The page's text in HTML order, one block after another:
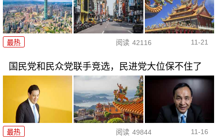
最热 阅读 42116 11-21
国民党和民众党联手竞选，民进党大位保不住了
最热 阅读 49844 11-16